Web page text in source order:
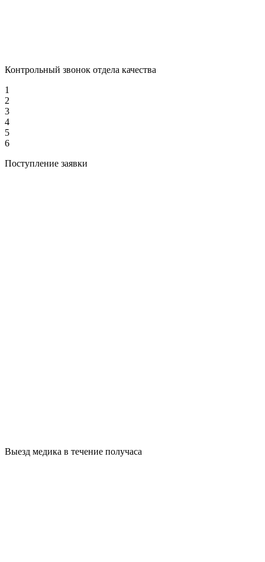
Контрольный звонок отдела качества
1
2
3
4
5
6
Поступление заявки
Выезд медика в течение получаса